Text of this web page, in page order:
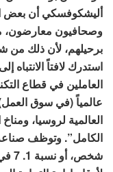
أليشكوفسكي أن بعض
وصحافيون معارضون،
برحيلهم، لأن ذلك من
استدرك لافتاً
العاملين في قطاع
عالمياً (في سوق
العالمية لروسيا،